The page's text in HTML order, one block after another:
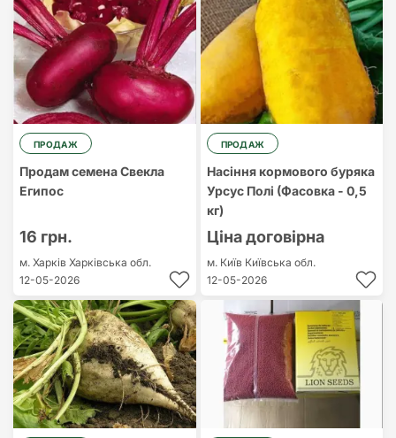
ПРОДАЖ
Продам семена Свекла
Египос
16 грн.
м. Харків Харківська обл.
12-05-2026
ПРОДАЖ
Насіння кормового буряка
Урсус Полі (Фасовка - 0,5
кг)
Ціна договірна
м. Київ Київська обл.
12-05-2026